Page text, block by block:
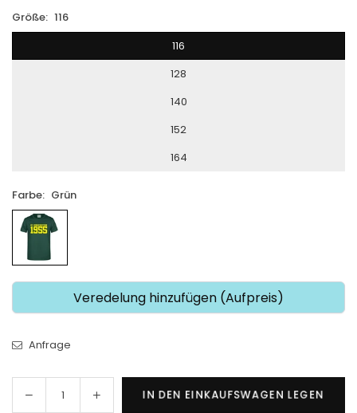
Größe: 116
116
128
140
152
164
Farbe: Grün
Veredelung hinzufügen (Aufpreis)
Anfrage
Menge
Menge
IN DEN EINKAUFSWAGEN LEGEN